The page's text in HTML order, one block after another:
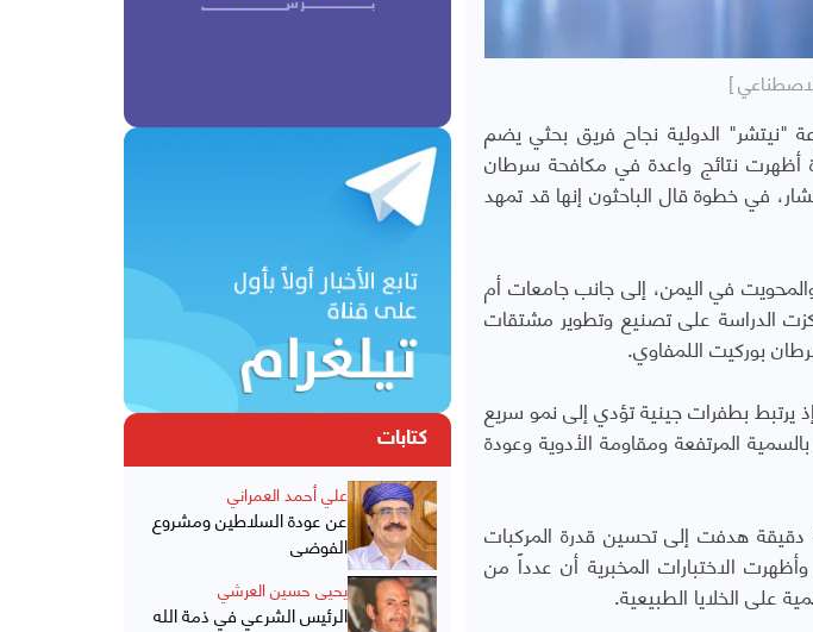
]
"نيتشر" الدولية نجاح فريق بحثي يضم
أظهرت نتائج واعدة في مكافحة سرطان
في خطوة قال الباحثون إنها قد تمهد
في اليمن، إلى جانب جامعات أم
الدراسة على تصنيع وتطوير مشتقات
بوركيت اللمفاوي.
يرتبط بطفرات جينية تؤدي إلى نمو سريع
المرتفعة ومقاومة الأدوية وعودة
دقيقة هدفت إلى تحسين قدرة المركبات
وأظهرت الاختبارات المخبرية أن عدداً من
على الخلايا الطبيعية.
كتابات
علي أحمد العمراني
عن عودة السلاطين ومشروع
الفوضى
يحيى حسين العرشي
الرئيس الشرعي في ذمة الله